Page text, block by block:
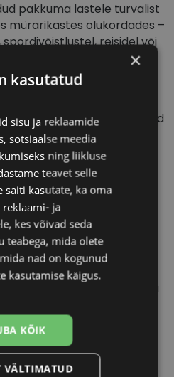
pakkuma lastele turvalist
mürarikastes olukordades –
reisidel või
kokkupandavad ja
peaga, sobides erinevas
polsterdatud ääred tagavad
ning kerge ja
need praktiliseks ja
kellel on suurenenud
sensoorsed eripärad,
kaitse kuulmist, vaid
mürarikkas
abiline nii õppimise kui ka
kuni 25 detsibelli võrra.
16 aastat.
×
kasutatud
sisu ja reklaamide
sotsiaalse meedia
ning liikluse
teavet selle
saiti kasutate, ka oma
reklaami- ja
kes võivad seda
teabega, mida olete
nad on kogunud
kasutamise käigus.
KÕIK
VÄLTIMATUD